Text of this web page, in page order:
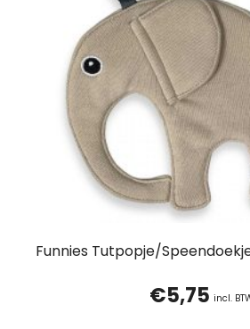
Funnies Tutpopje/
€5,75 incl.